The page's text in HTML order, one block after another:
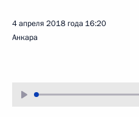
4 апреля 2018 года 16:20
Анкара